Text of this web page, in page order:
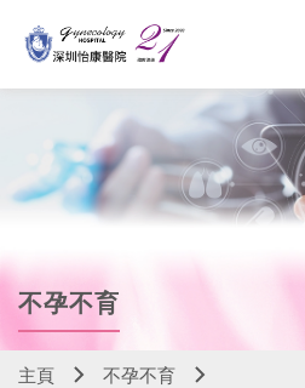
不孕不育
主頁
不孕不育